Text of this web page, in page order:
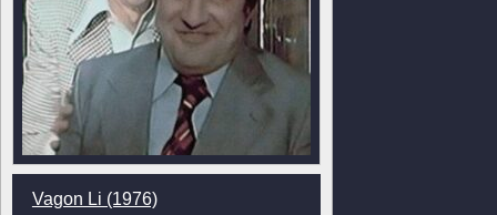
Vagon Li (1976)